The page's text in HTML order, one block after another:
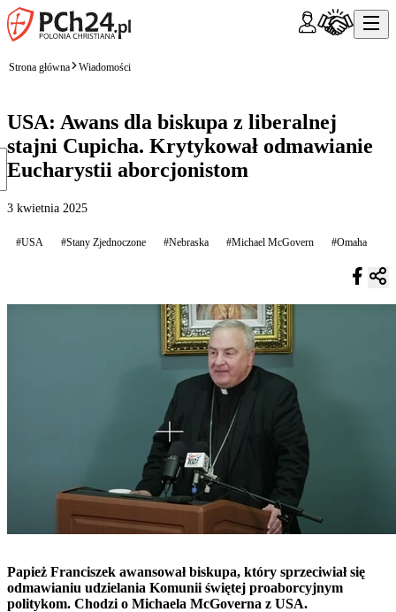
Strona główna Wiadomości
USA: Awans dla biskupa z liberalnej
stajni Cupicha. Krytykował odmawianie
Eucharystii aborcjonistom
3 kwietnia 2025
#USA #Stany Zjednoczone #Nebraska #Michael McGovern #Omaha
Papież Franciszek awansował biskupa, który sprzeciwiał się
odmawianiu udzielania Komunii świętej proaborcyjnym
politykom. Chodzi o Michaela McGoverna z USA.